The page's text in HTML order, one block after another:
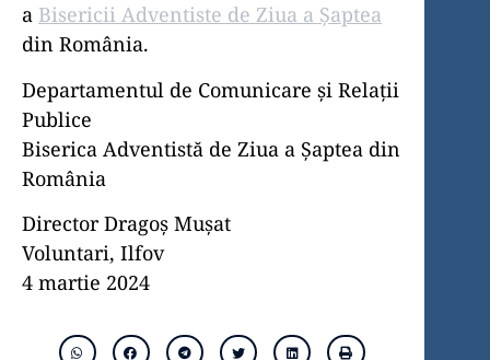
a Bisericii Adventiste de Ziua a Șaptea
din România.
Departamentul de Comunicare și Relații
Publice
Biserica Adventistă de Ziua a Șaptea din
România
Director Dragoș Mușat
Voluntari, Ilfov
4 martie 2024